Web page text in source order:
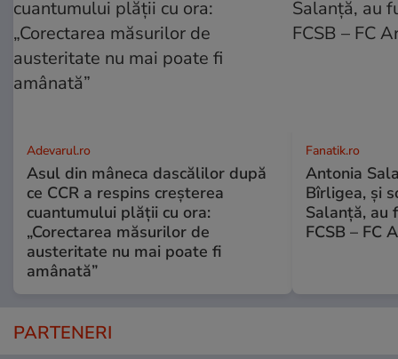
Adevarul.ro
Asul din mâneca dascălilor după
ce CCR a respins creșterea
cuantumului plății cu ora:
„Corectarea măsurilor de
austeritate nu mai poate fi
amânată”
Fanatik.ro
Antonia
Bîrligea, și
Salanță, au
FCSB – FC
PARTENERI